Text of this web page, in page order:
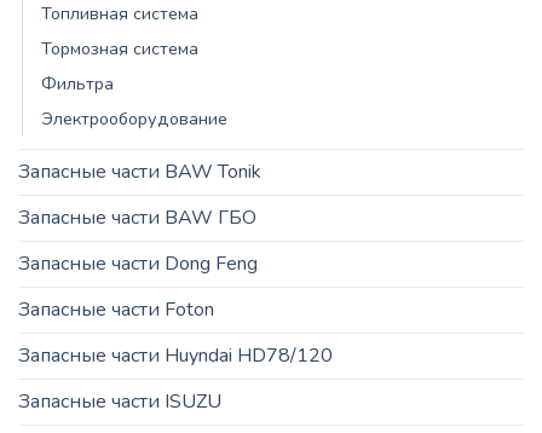
Топливная система
Тормозная система
Фильтра
Электрооборудование
Запасные части BAW Tonik
Запасные части BAW ГБО
Запасные части Dong Feng
Запасные части Foton
Запасные части Huyndai HD78/120
Запасные части ISUZU